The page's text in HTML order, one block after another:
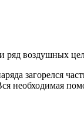
ряд воздушных
загорелся